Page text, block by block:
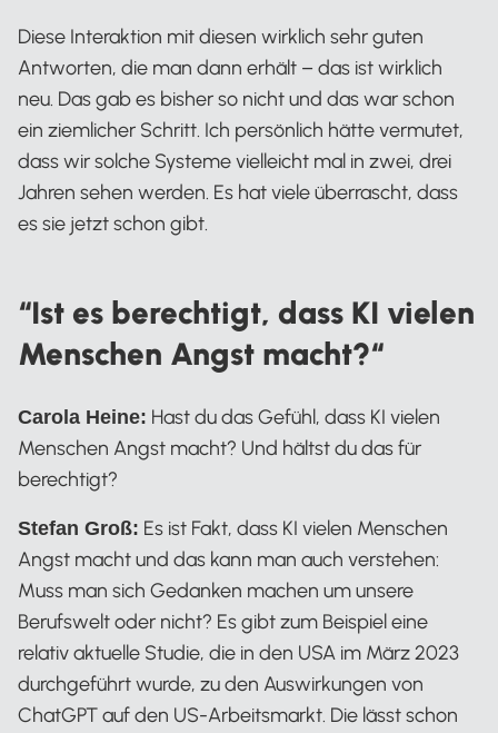
Diese Interaktion mit diesen wirklich sehr guten
Antworten, die man dann erhält – das ist wirklich
neu. Das gab es bisher so nicht und das war schon
ein ziemlicher Schritt. Ich persönlich hätte vermutet,
dass wir solche Systeme vielleicht mal in zwei, drei
Jahren sehen werden. Es hat viele überrascht, dass
es sie jetzt schon gibt.
“Ist es berechtigt, dass KI vielen
Menschen Angst macht?“
Carola Heine: Hast du das Gefühl, dass KI vielen
Menschen Angst macht? Und hältst du das für
berechtigt?
Stefan Groß: Es ist Fakt, dass KI vielen Menschen
Angst macht und das kann man auch verstehen:
Muss man sich Gedanken machen um unsere
Berufswelt oder nicht? Es gibt zum Beispiel eine
relativ aktuelle Studie, die in den USA im März 2023
durchgeführt wurde, zu den Auswirkungen von
ChatGPT auf den US-Arbeitsmarkt. Die lässt schon